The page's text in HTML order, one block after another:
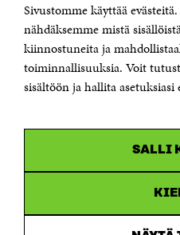
Sivustomme käyttää
nähdäksemme mistä
kiinnostuneita ja
toiminnallisuuksia. Voit
sisältöön ja hallita asetuksiasi
SALLI
Suomen itsenäisyyden
Itämerenkatu 11-13, PL 160,
00181 Helsinki
Puhelin +358 294 618 991
etunimi.sukunimi@sitra.fi
OLEMME NÄISSÄ
Avautuu